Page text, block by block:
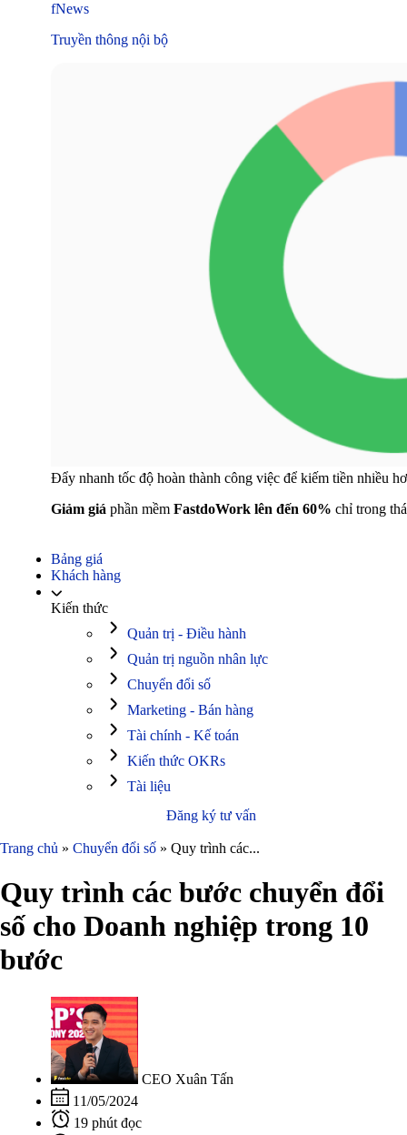
fNews
Truyền thông nội bộ
Đẩy nhanh tốc độ hoàn thành công việc để kiếm tiền nhiều
Giảm giá phần mềm FastdoWork lên đến 60% chỉ trong
Bảng giá
Khách hàng
Kiến thức
Quản trị - Điều hành
Quản trị nguồn nhân lực
Chuyển đổi số
Marketing - Bán hàng
Tài chính - Kế toán
Kiến thức OKRs
Tài liệu
Đăng ký tư vấn
Trang chủ » Chuyển đổi số » Quy trình các...
Quy trình các bước chuyển đổi
số cho Doanh nghiệp trong 10
bước
CEO Xuân Tấn
11/05/2024
19 phút đọc